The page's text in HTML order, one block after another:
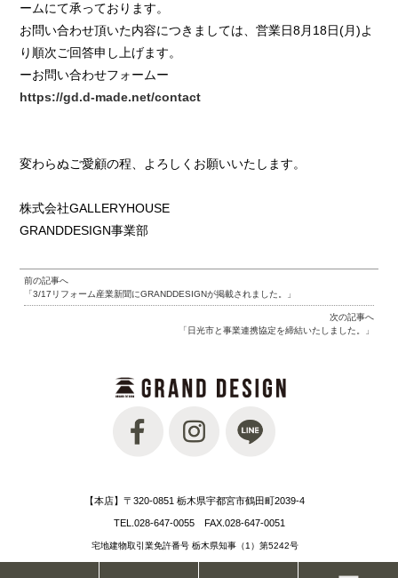
ームにて承っております。
お問い合わせ頂いた内容につきましては、営業日8月18日(月)よ
り順次ご回答申し上げます。
ーお問い合わせフォームー
https://gd.d-made.net/contact
変わらぬご愛顧の程、よろしくお願いいたします。
株式会社GALLERYHOUSE
GRANDDESIGN事業部
前の記事へ
「3/17リフォーム産業新聞にGRANDDESIGNが掲載されました。」
次の記事へ
「日光市と事業連携協定を締結いたしました。」
【本店】〒320-0851 栃木県宇都宮市鶴田町2039-4
TEL.028-647-0055 FAX.028-647-0051
宅地建物取引業免許番号 栃木県知事（1）第5242号